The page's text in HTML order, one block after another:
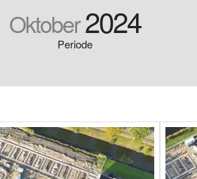
Oktober2024
Periode